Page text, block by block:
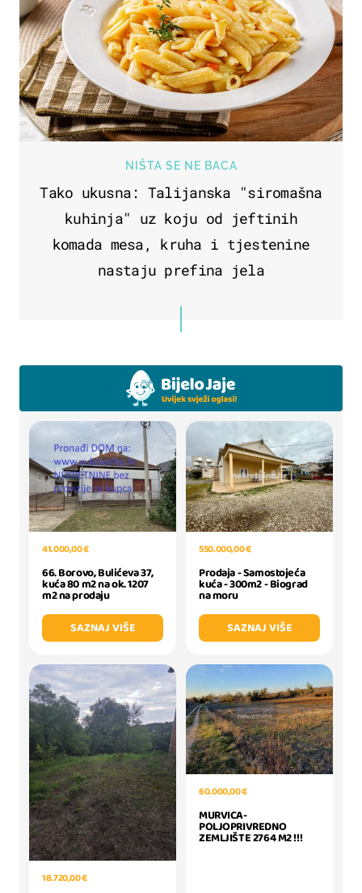
NIŠTA SE NE BACA
Tako ukusna: Talijanska "siromašna
kuhinja" uz koju od jeftinih
komada mesa, kruha i tjestenine
nastaju prefina jela
41.000,00 €
66. Borovo, Bulićeva 37,
kuća 80 m2 na ok. 1207
m2 na prodaju
SAZNAJ VIŠE
550.000,00 €
Prodaja - Samostojeća
kuća - 300m2 - Biograd
na moru
SAZNAJ VIŠE
18.720,00 €
60.000,00 €
MURVICA-
POLJOPRIVREDNO
ZEMLJIŠTE 2764 M2 !!!